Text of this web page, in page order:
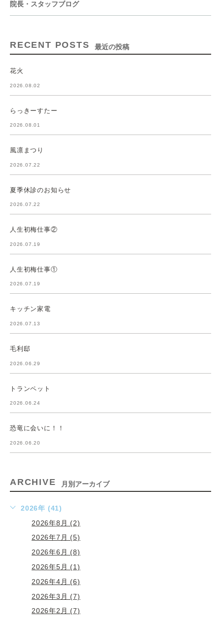
院長・スタッフブログ
RECENT POSTS 最近の投稿
花火
2026.08.02
らっきーすたー
2026.08.01
風凛まつり
2026.07.22
夏季休診のお知らせ
2026.07.22
人生初梅仕事②
2026.07.19
人生初梅仕事①
2026.07.19
キッチン家電
2026.07.13
毛利邸
2026.06.29
トランペット
2026.06.24
恐竜に会いに！！
2026.06.20
ARCHIVE 月別アーカイブ
2026年 (41)
2026年8月 (2)
2026年7月 (5)
2026年6月 (8)
2026年5月 (1)
2026年4月 (6)
2026年3月 (7)
2026年2月 (7)